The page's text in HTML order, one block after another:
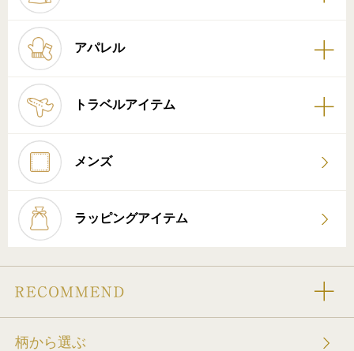
アパレル
トラベルアイテム
メンズ
ラッピングアイテム
柄から選ぶ